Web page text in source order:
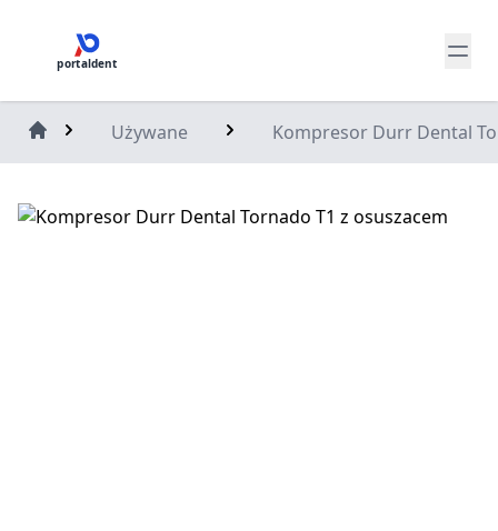
portaldent
Używane Kompresor Durr Dental